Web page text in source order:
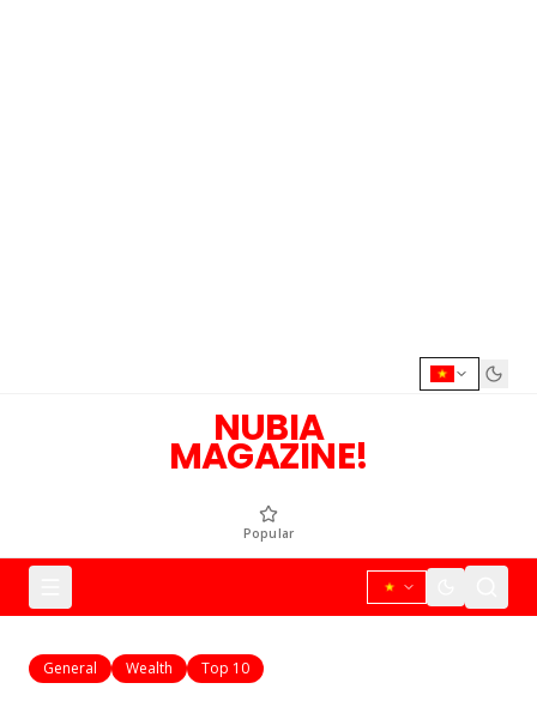
NUBIA
MAGAZINE!
Popular
General Wealth Top 10